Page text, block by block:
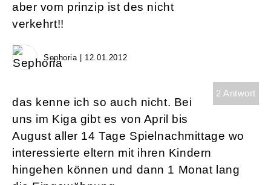
aber vom prinzip ist des nicht
verkehrt!!
Sephoria | 12.01.2012
2 Antwort
das kenne ich so auch nicht. Bei
uns im Kiga gibt es von April bis
August aller 14 Tage Spielnachmittage wo
interessierte eltern mit ihren Kindern
hingehen können und dann 1 Monat lang